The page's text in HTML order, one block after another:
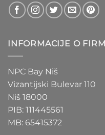
INFORMACIJE O FIRMI
NPC Bay Niš
Vizantijski Bulevar 110
Niš 18000
PIB: 111445561
MB: 65415372